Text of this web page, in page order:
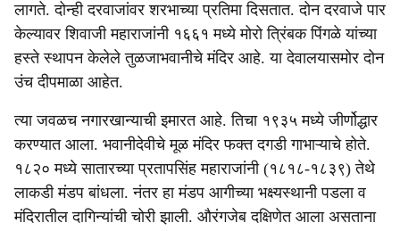
लागते. दोन्ही दरवाजांवर शरभाच्या प्रतिमा दिसतात. दोन दरवाजे पार
केल्यावर शिवाजी महाराजांनी १६६१ मध्ये मोरो त्रिंबक पिंगळे यांच्या
हस्ते स्थापन केलेले तुळजाभवानीचे मंदिर आहे. या देवालयासमोर दोन
उंच दीपमाळा आहेत.
त्या जवळच नगारखान्याची इमारत आहे. तिचा १९३५ मध्ये जीर्णोद्धार
करण्यात आला. भवानीदेवीचे मूळ मंदिर फक्त दगडी गाभाऱ्याचे होते.
१८२० मध्ये सातारच्या प्रतापसिंह महाराजांनी (१८१८-१८३९) तेथे
लाकडी मंडप बांधला. नंतर हा मंडप आगीच्या भक्ष्यस्थानी पडला व
मंदिरातील दागिन्यांची चोरी झाली. औरंगजेब दक्षिणेत आला असताना